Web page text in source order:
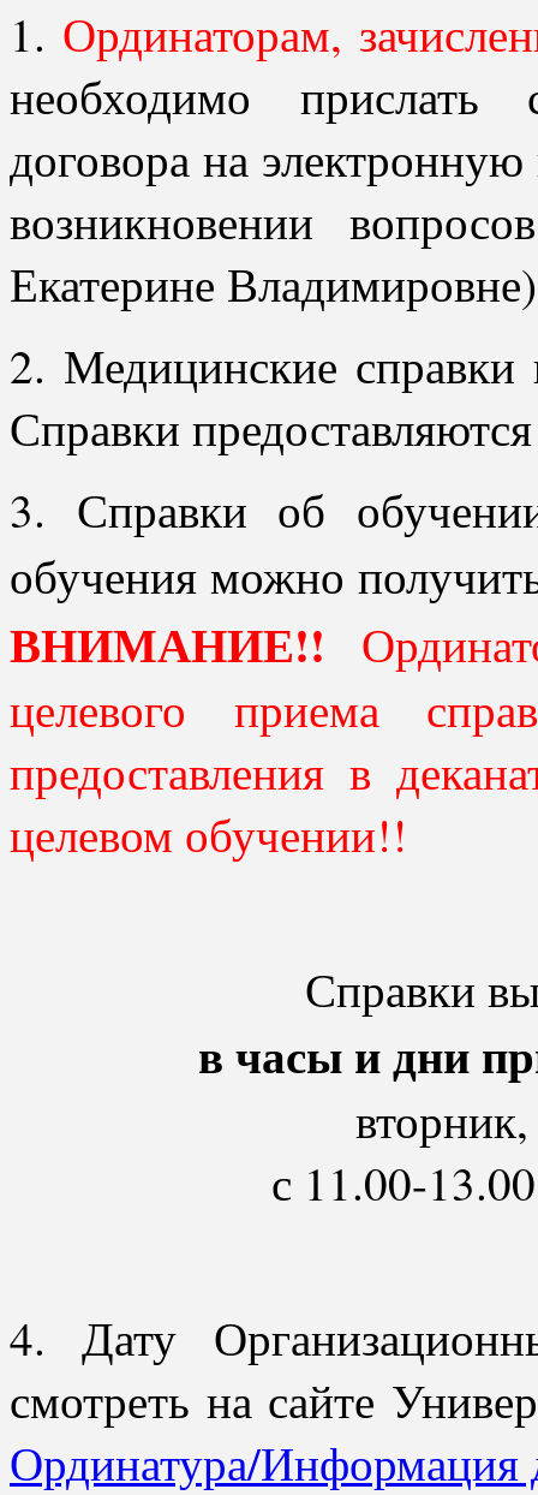
1. Ординаторам,
необходимо прислать
договора на
возникновении
Екатерине
2. Медицинские
Справки
3. Справки об
обучения можно
ВНИМАНИЕ!!
целевого приема
предоставления в
целевом обучении!!
Справки
в часы и дни
вторник,
с 11.00-
4. Дату
смотреть на сайте
Ординатура/Информация